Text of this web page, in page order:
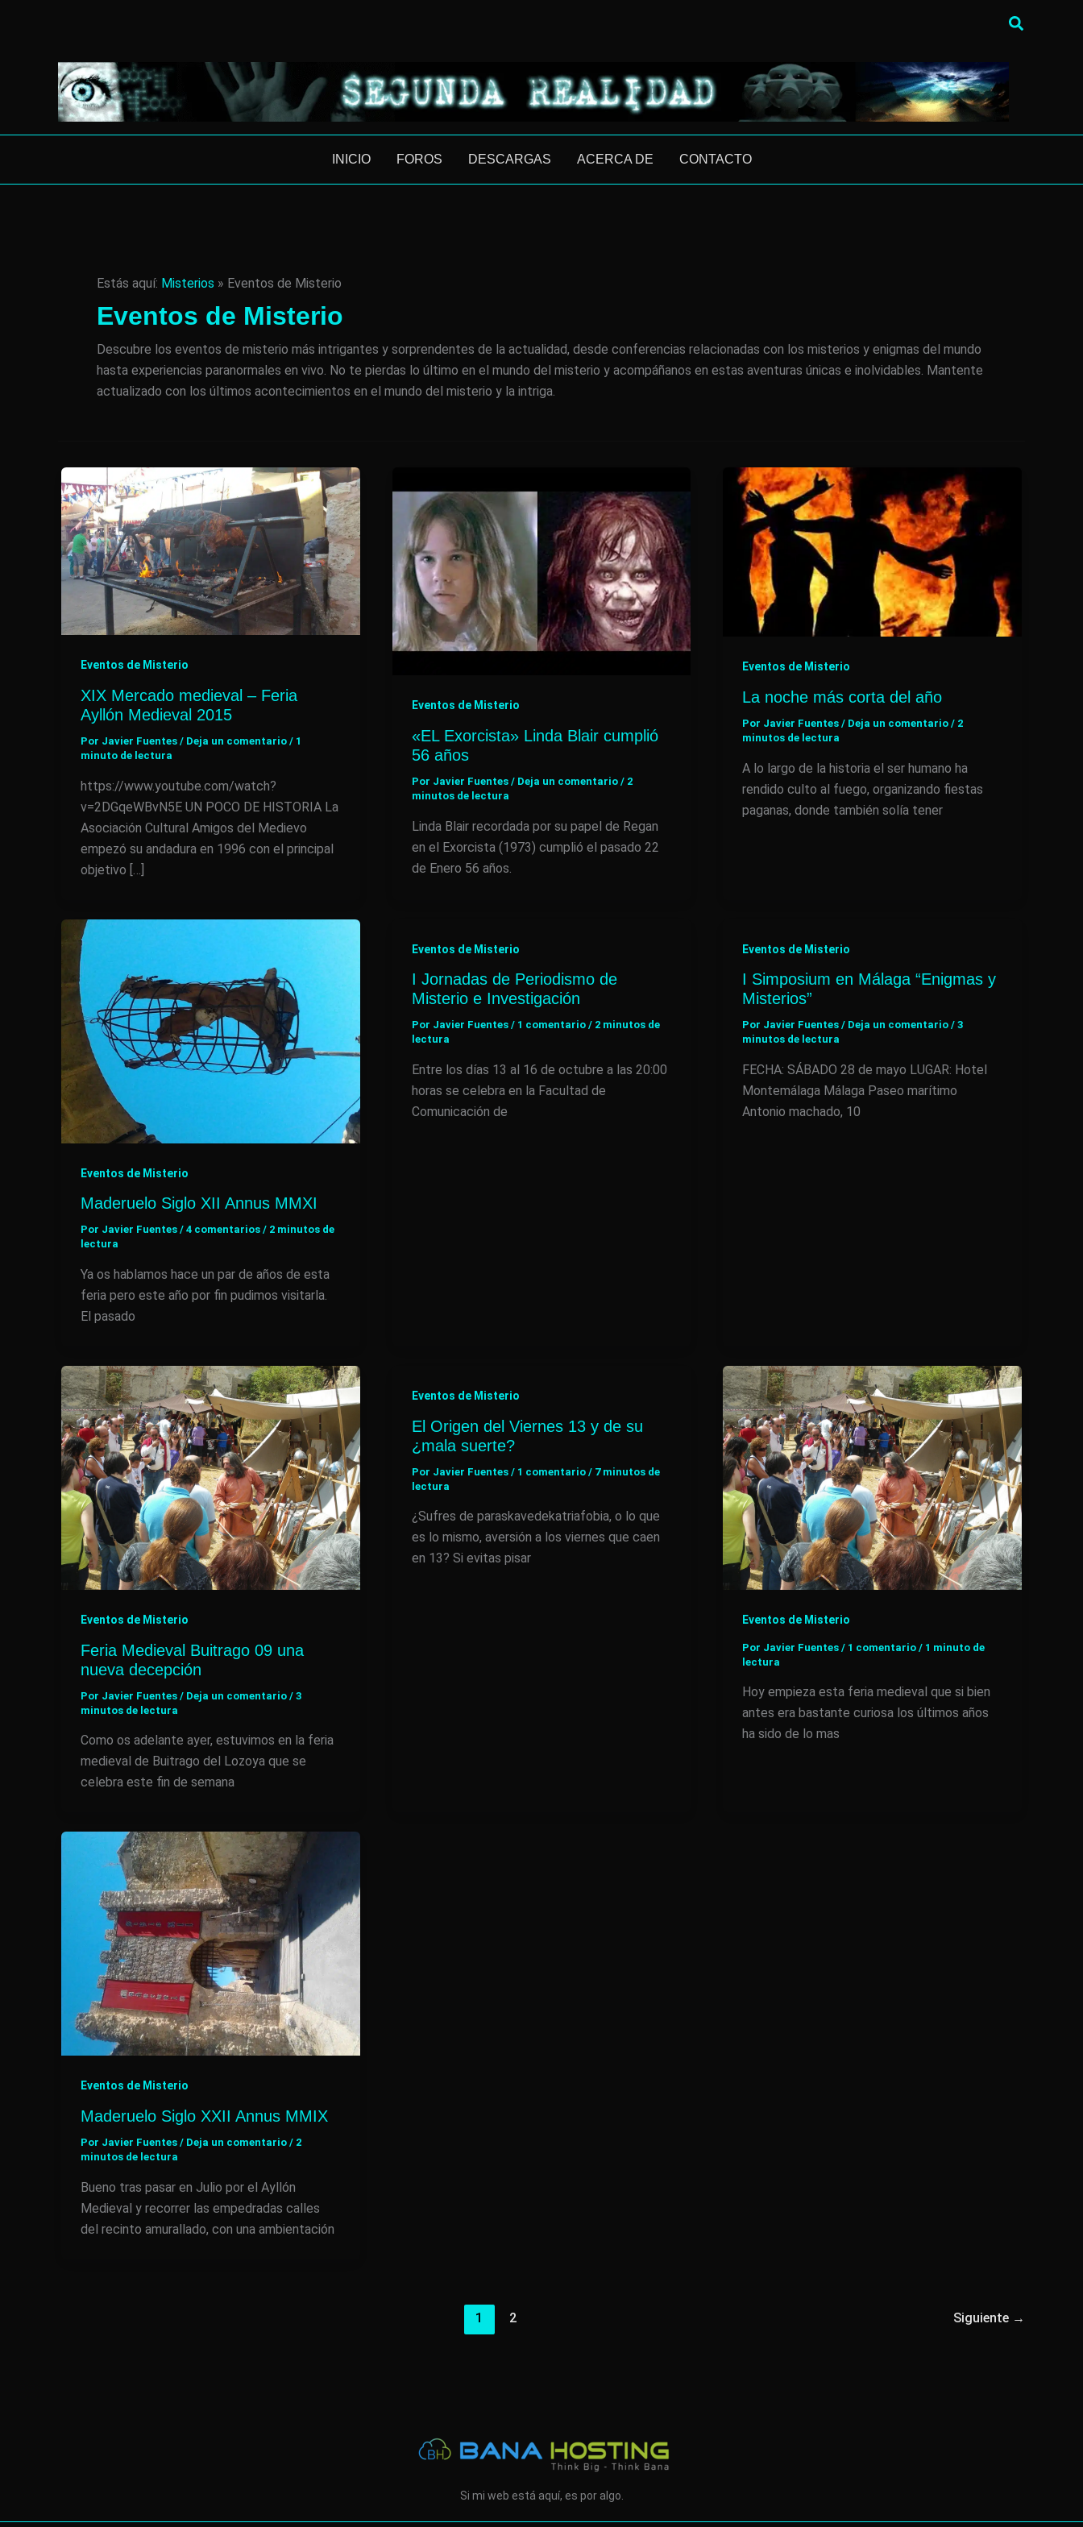
Buscar
INICIO FOROS DESCARGAS ACERCA DE CONTACTO
Estás aquí: Misterios » Eventos de Misterio
Eventos de Misterio
Descubre los eventos de misterio más intrigantes y sorprendentes de la actualidad, desde conferencias relacionadas con los misterios y enigmas del mundo
hasta experiencias paranormales en vivo. No te pierdas lo último en el mundo del misterio y acompáñanos en estas aventuras únicas e inolvidables. Mantente
actualizado con los últimos acontecimientos en el mundo del misterio y la intriga.
Eventos de Misterio
XIX Mercado medieval – Feria
Ayllón Medieval 2015
Por Javier Fuentes / Deja un comentario / 1
minuto de lectura
https://www.youtube.com/watch?
v=2DGqeWBvN5E UN POCO DE HISTORIA La
Asociación Cultural Amigos del Medievo
empezó su andadura en 1996 con el principal
objetivo […]
Eventos de Misterio
«EL Exorcista» Linda Blair cumplió
56 años
Por Javier Fuentes / Deja un comentario / 2
minutos de lectura
Linda Blair recordada por su papel de Regan
en el Exorcista (1973) cumplió el pasado 22
de Enero 56 años.
Eventos de Misterio
La noche más corta del año
Por Javier Fuentes/ Deja un comentario / 2
minutos de lectura
A lo largo de la historia el ser humano ha
rendido culto al fuego, organizando fiestas
paganas, donde también solía tener
Eventos de Misterio
Maderuelo Siglo XII Annus MMXI
Por Javier Fuentes / 4 comentarios / 2 minutos de
lectura
Ya os hablamos hace un par de años de esta
feria pero este año por fin pudimos visitarla.
El pasado
Eventos de Misterio
I Jornadas de Periodismo de
Misterio e Investigación
Por Javier Fuentes / 1 comentario / 2 minutos de
lectura
Entre los días 13 al 16 de octubre a las 20:00
horas se celebra en la Facultad de
Comunicación de
Eventos de Misterio
I Simposium en Málaga “Enigmas y
Misterios”
Por Javier Fuentes/ Deja un comentario /3
minutos de lectura
FECHA: SÁBADO 28 de mayo LUGAR: Hotel
Montemálaga Málaga Paseo marítimo
Antonio machado, 10
Eventos de Misterio
Feria Medieval Buitrago 09 una
nueva decepción
Por Javier Fuentes / Deja un comentario / 3
minutos de lectura
Como os adelante ayer, estuvimos en la feria
medieval de Buitrago del Lozoya que se
celebra este fin de semana
Eventos de Misterio
El Origen del Viernes 13 y de su
¿mala suerte?
Por Javier Fuentes / 1 comentario / 7 minutos de
lectura
¿Sufres de paraskavedekatriafobia, o lo que
es lo mismo, aversión a los viernes que caen
en 13? Si evitas pisar
Eventos de Misterio
Por Javier Fuentes/ 1 comentario / 1 minuto de
lectura
Hoy empieza esta feria medieval que si bien
antes era bastante curiosa los últimos años
ha sido de lo mas
Eventos de Misterio
Maderuelo Siglo XXII Annus MMIX
Por Javier Fuentes / Deja un comentario / 2
minutos de lectura
Bueno tras pasar en Julio por el Ayllón
Medieval y recorrer las empedradas calles
del recinto amurallado, con una ambientación
1 2 Siguiente →
Si mi web está aquí, es por algo.